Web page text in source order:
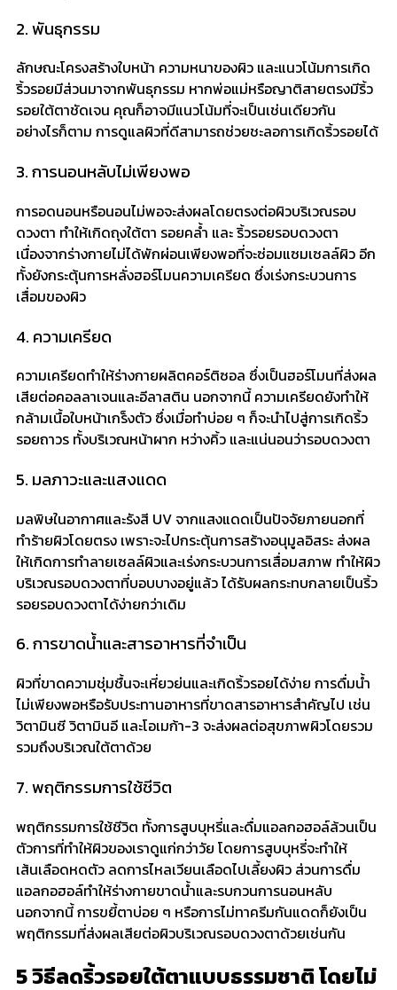
2. พันธุกรรม
ลักษณะโครงสร้างใบหน้า ความหนาของผิว และแนวโน้มการเกิด
ริ้วรอยมีส่วนมาจากพันธุกรรม หากพ่อแม่หรือญาติสายตรงมีริ้ว
รอยใต้ตาชัดเจน คุณก็อาจมีแนวโน้มที่จะเป็นเช่นเดียวกัน
อย่างไรก็ตาม การดูแลผิวที่ดีสามารถช่วยชะลอการเกิดริ้วรอยได้
3. การนอนหลับไม่เพียงพอ
การอดนอนหรือนอนไม่พอจะส่งผลโดยตรงต่อผิวบริเวณรอบ
ดวงตา ทำให้เกิดถุงใต้ตา รอยคล้ำ และ ริ้วรอยรอบดวงตา
เนื่องจากร่างกายไม่ได้พักผ่อนเพียงพอที่จะซ่อมแซมเซลล์ผิว อีก
ทั้งยังกระตุ้นการหลั่งฮอร์โมนความเครียด ซึ่งเร่งกระบวนการ
เสื่อมของผิว
4. ความเครียด
ความเครียดทำให้ร่างกายผลิตคอร์ติซอล ซึ่งเป็นฮอร์โมนที่ส่งผล
เสียต่อคอลลาเจนและอีลาสติน นอกจากนี้ ความเครียดยังทำให้
กล้ามเนื้อใบหน้าเกร็งตัว ซึ่งเมื่อทำบ่อย ๆ ก็จะนำไปสู่การเกิดริ้ว
รอยถาวร ทั้งบริเวณหน้าผาก หว่างคิ้ว และแน่นอนว่ารอบดวงตา
5. มลภาวะและแสงแดด
มลพิษในอากาศและรังสี UV จากแสงแดดเป็นปัจจัยภายนอกที่
ทำร้ายผิวโดยตรง เพราะจะไปกระตุ้นการสร้างอนุมูลอิสระ ส่งผล
ให้เกิดการทำลายเซลล์ผิวและเร่งกระบวนการเสื่อมสภาพ ทำให้ผิว
บริเวณรอบดวงตาที่บอบบางอยู่แล้ว ได้รับผลกระทบกลายเป็นริ้ว
รอยรอบดวงตาได้ง่ายกว่าเดิม
6. การขาดน้ำและสารอาหารที่จำเป็น
ผิวที่ขาดความชุ่มชื้นจะเหี่ยวย่นและเกิดริ้วรอยได้ง่าย การดื่มน้ำ
ไม่เพียงพอหรือรับประทานอาหารที่ขาดสารอาหารสำคัญไป เช่น
วิตามินซี วิตามินอี และโอเมก้า-3 จะส่งผลต่อสุขภาพผิวโดยรวม
รวมถึงบริเวณใต้ตาด้วย
7. พฤติกรรมการใช้ชีวิต
พฤติกรรมการใช้ชีวิต ทั้งการสูบบุหรี่และดื่มแอลกอฮอล์ล้วนเป็น
ตัวการที่ทำให้ผิวของเราดูแก่กว่าวัย โดยการสูบบุหรี่จะทำให้
เส้นเลือดหดตัว ลดการไหลเวียนเลือดไปเลี้ยงผิว ส่วนการดื่ม
แอลกอฮอล์ทำให้ร่างกายขาดน้ำและรบกวนการนอนหลับ
นอกจากนี้ การขยี้ตาบ่อย ๆ หรือการไม่ทาครีมกันแดดก็ยังเป็น
พฤติกรรมที่ส่งผลเสียต่อผิวบริเวณรอบดวงตาด้วยเช่นกัน
5วิธีลดริ้วรอยใต้ตาแบบธรรมชาติโดยไม่